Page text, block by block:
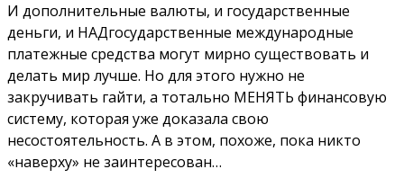
И дополнительные валюты, и государственные
деньги, и НАДгосударственные международные
платежные средства могут мирно существовать и
делать мир лучше. Но для этого нужно не
закручивать гайти, а тотально МЕНЯТЬ финансовую
систему, которая уже доказала свою
несостоятельность. А в этом, похоже, пока никто
«наверху» не заинтересован…